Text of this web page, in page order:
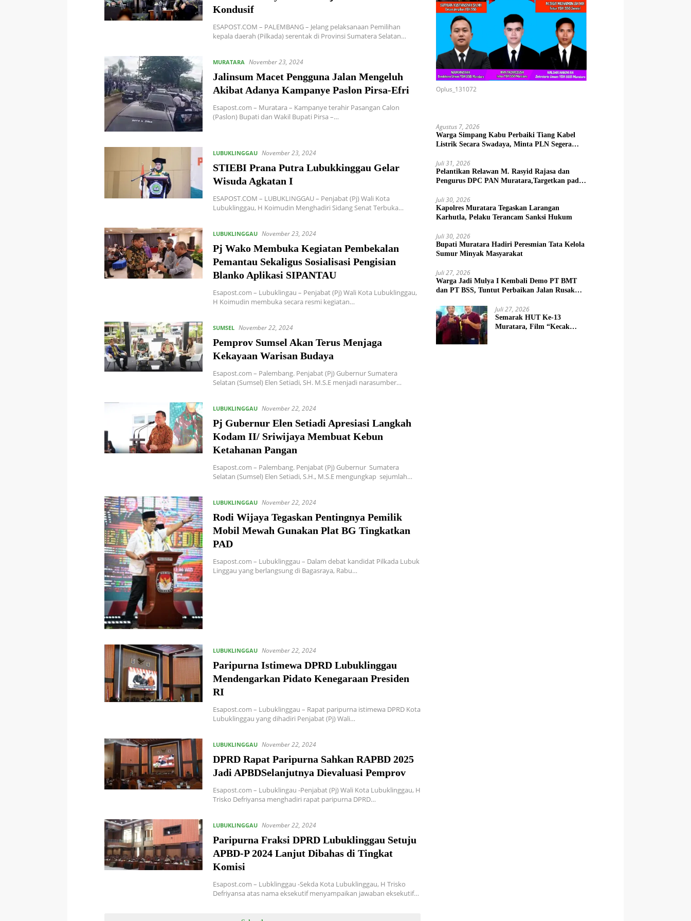
Kondusif
ESAPOST.COM – PALEMBANG – Jelang pelaksanaan Pemilihan
kepala daerah (Pilkada) serentak di Provinsi Sumatera Selatan…
MURATARA November 23, 2024
Jalinsum Macet Pengguna Jalan Mengeluh
Akibat Adanya Kampanye Paslon Pirsa-Efri
Esapost.com – Muratara – Kampanye terahir Pasangan Calon
(Paslon) Bupati dan Wakil Bupati Pirsa –…
LUBUKLINGGAU November 23, 2024
STIEBI Prana Putra Lubukkinggau Gelar
Wisuda Agkatan I
ESAPOST.COM – LUBUKLINGGAU – Penjabat (Pj) Wali Kota
Lubuklinggau, H Koimudin Menghadiri Sidang Senat Terbuka…
LUBUKLINGGAU November 23, 2024
Pj Wako Membuka Kegiatan Pembekalan
Pemantau Sekaligus Sosialisasi Pengisian
Blanko Aplikasi SIPANTAU
Esapost.com – Lubuklingau – Penjabat (Pj) Wali Kota Lubuklinggau,
H Koimudin membuka secara resmi kegiatan…
SUMSEL November 22, 2024
Pemprov Sumsel Akan Terus Menjaga
Kekayaan Warisan Budaya
Esapost.com – Palembang. Penjabat (Pj) Gubernur Sumatera
Selatan (Sumsel) Elen Setiadi, SH. M.S.E menjadi narasumber…
LUBUKLINGGAU November 22, 2024
Pj Gubernur Elen Setiadi Apresiasi Langkah
Kodam II/ Sriwijaya Membuat Kebun
Ketahanan Pangan
Esapost.com – Palembang. Penjabat (Pj) Gubernur Sumatera
Selatan (Sumsel) Elen Setiadi, S.H., M.S.E mengungkap sejumlah…
LUBUKLINGGAU November 22, 2024
Rodi Wijaya Tegaskan Pentingnya Pemilik
Mobil Mewah Gunakan Plat BG Tingkatkan
PAD
Esapost.com – Lubuklinggau – Dalam debat kandidat Pilkada Lubuk
Linggau yang berlangsung di Bagasraya, Rabu…
LUBUKLINGGAU November 22, 2024
Paripurna Istimewa DPRD Lubuklinggau
Mendengarkan Pidato Kenegaraan Presiden
RI
Esapost.com – Lubuklinggau – Rapat paripurna istimewa DPRD Kota
Lubuklinggau yang dihadiri Penjabat (Pj) Wali…
LUBUKLINGGAU November 22, 2024
DPRD Rapat Paripurna Sahkan RAPBD 2025
Jadi APBDSelanjutnya Dievaluasi Pemprov
Esapost.com – Lubuklingau -Penjabat (Pj) Wali Kota Lubuklinggau, H
Trisko Defriyansa menghadiri rapat paripurna DPRD…
LUBUKLINGGAU November 22, 2024
Paripurna Fraksi DPRD Lubuklinggau Setuju
APBD-P 2024 Lanjut Dibahas di Tingkat
Komisi
Esapost.com – Lubklinggau -Sekda Kota Lubuklinggau, H Trisko
Defriyansa atas nama eksekutif menyampaikan jawaban eksekutif…
Oplus_131072
Agustus 7, 2026
Warga Simpang Kabu Perbaiki Tiang Kabel
Listrik Secara Swadaya, Minta PLN Segera
Juli 31, 2026
Pelantikan Relawan M. Rasyid Rajasa dan
Pengurus DPC PAN Muratara,Targetkan pada
Juli 30, 2026
Kapolres Muratara Tegaskan Larangan
Karhutla, Pelaku Terancam Sanksi Hukum
Juli 30, 2026
Bupati Muratara Hadiri Peresmian Tata Kelola
Sumur Minyak Masyarakat
Juli 27, 2026
Warga Jadi Mulya I Kembali Demo PT BMT
dan PT BSS, Tuntut Perbaikan Jalan Rusak
Juli 27, 2026
Semarak HUT Ke-13
Muratara, Film “Kecak